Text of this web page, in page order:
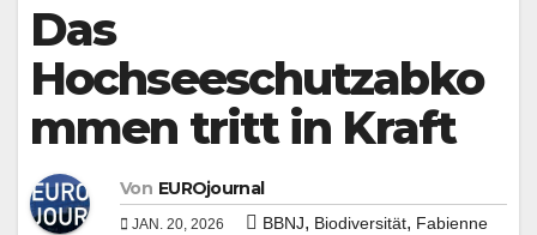
Das
Hochseeschutzabko
mmen tritt in Kraft
Von EUROjournal
JAN. 20, 2026 BBNJ, Biodiversität, Fabienne